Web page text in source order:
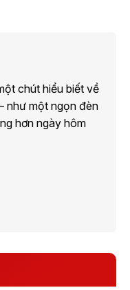
chút hiểu biết về
như một ngọn đèn
hơn ngày hôm